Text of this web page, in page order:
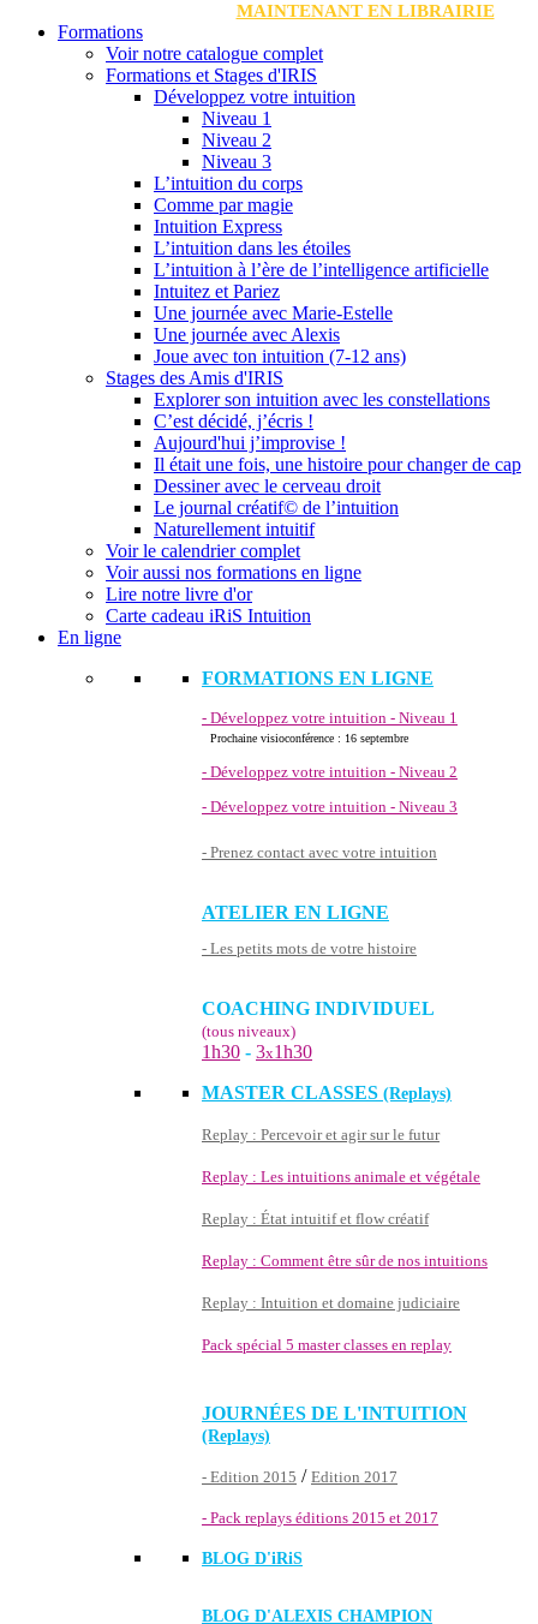
MAINTENANT EN LIBRAIRIE
Formations
Voir notre catalogue complet
Formations et Stages d'IRIS
Développez votre intuition
Niveau 1
Niveau 2
Niveau 3
L’intuition du corps
Comme par magie
Intuition Express
L’intuition dans les étoiles
L’intuition à l’ère de l’intelligence artificielle
Intuitez et Pariez
Une journée avec Marie-Estelle
Une journée avec Alexis
Joue avec ton intuition (7-12 ans)
Stages des Amis d'IRIS
Explorer son intuition avec les constellations
C’est décidé, j’écris !
Aujourd'hui j’improvise !
Il était une fois, une histoire pour changer de cap
Dessiner avec le cerveau droit
Le journal créatif© de l’intuition
Naturellement intuitif
Voir le calendrier complet
Voir aussi nos formations en ligne
Lire notre livre d'or
Carte cadeau iRiS Intuition
En ligne
FORMATIONS EN LIGNE
- Développez votre intuition - Niveau 1
Prochaine visioconférence : 16 septembre
- Développez votre intuition - Niveau 2
- Développez votre intuition - Niveau 3
- Prenez contact avec votre intuition
ATELIER EN LIGNE
- Les petits mots de votre histoire
COACHING INDIVIDUEL
(tous niveaux)
1h30 - 3x1h30
MASTER CLASSES (Replays)
Replay : Percevoir et agir sur le futur
Replay : Les intuitions animale et végétale
Replay : État intuitif et flow créatif
Replay : Comment être sûr de nos intuitions
Replay : Intuition et domaine judiciaire
Pack spécial 5 master classes en replay
JOURNÉES DE L'INTUITION
(Replays)
- Edition 2015 / Edition 2017
- Pack replays éditions 2015 et 2017
BLOG D'iRiS
BLOG D'ALEXIS CHAMPION